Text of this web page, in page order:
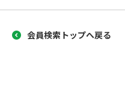
会員検索トップへ戻る